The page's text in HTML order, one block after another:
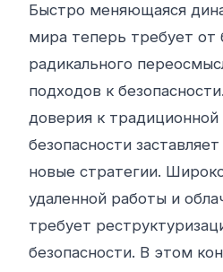
Быстро меняющаяся
мира теперь требует от
радикального
подходов к
доверия к
безопасности
новые стратегии.
удаленной работы и
требует
безопасности. В этом